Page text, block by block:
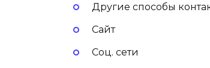
Другие способы
Сайт
Соц. сети